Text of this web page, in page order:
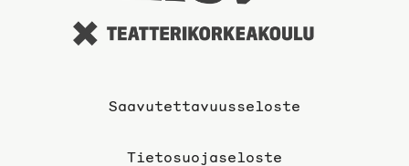
Saavutettavuusseloste
Tietosuojaseloste